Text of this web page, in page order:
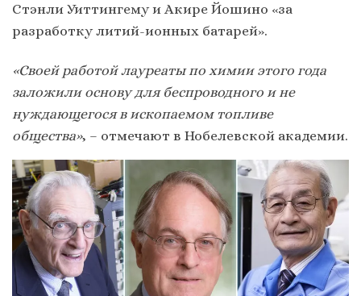
Стэнли Уиттингему и Акире Йошино «за
разработку литий-ионных батарей».
«Своей работой лауреаты по химии этого года
заложили основу для беспроводного и не
нуждающегося в ископаемом топливе
общества», – отмечают в Нобелевской академии.